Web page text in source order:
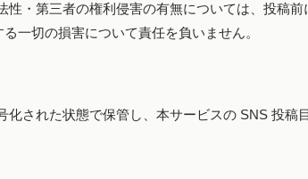
性・第三者の権利侵害の有無については、投稿
一切の損害について責任を負いません。
された状態で保管し、本サービスの SNS 投稿